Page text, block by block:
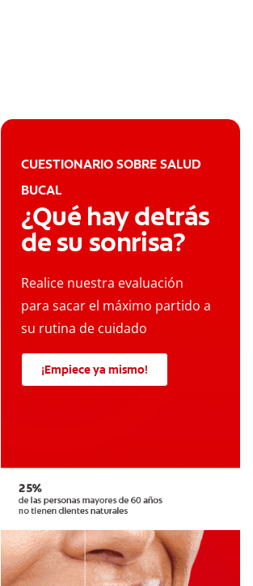
CUESTIONARIO SOBRE SALUD
BUCAL
¿Qué hay detrás
de su sonrisa?
Realice nuestra evaluación
para sacar el máximo partido a
su rutina de cuidado
¡Empiece ya mismo!